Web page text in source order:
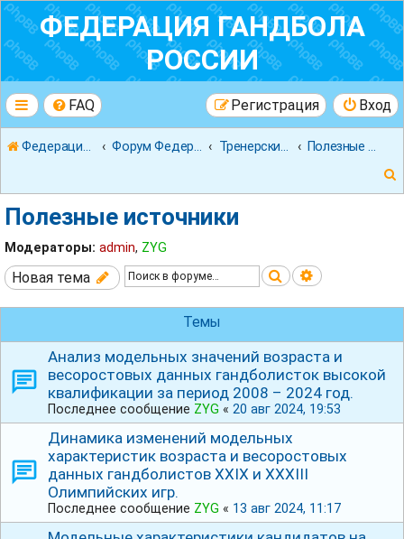
ФЕДЕРАЦИЯ ГАНДБОЛА
РОССИИ
FAQ Вход
Регистрация
Федерация гандбола России
Полезные источники
Модераторы: admin, ZYG
Новая тема Поиск
Темы
Анализ модельных значений возраста и
весоростовых данных гандболисток высокой
квалификации за период 2008 – 2024 год.
Последнее сообщение ZYG « 20 авг 2024, 19:53
Динамика изменений модельных
характеристик возраста и весоростовых
данных гандболистов ХХⅠХ и ⅩⅩⅩⅠⅠⅠ
Олимпийских игр.
Последнее сообщение ZYG « 13 авг 2024, 11:17